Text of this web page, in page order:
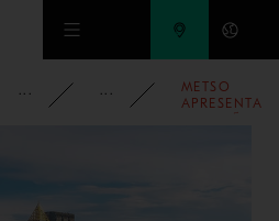
principal
MÍDIA NOTICIAS 2015
METSO
APRESENTA